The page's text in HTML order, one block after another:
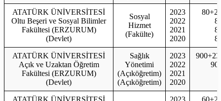
ATATÜRK ÜNİVERSİTESİ
Oltu Beşeri ve Sosyal Bilimler
Fakültesi (ERZURUM)
(Devlet)
Sosyal
Hizmet
(Fakülte)
2023
2022
2021
2020
ATATÜRK ÜNİVERSİTESİ
Açık ve Uzaktan Öğretim
Fakültesi (ERZURUM)
(Devlet)
Sağlık
Yönetimi
(Açıköğretim)
(Açıköğretim)
2023
2022
2021
2020